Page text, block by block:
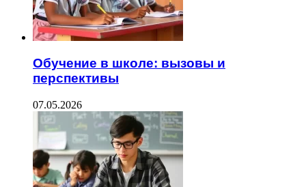
Обучение в школе: вызовы и
перспективы
07.05.2026